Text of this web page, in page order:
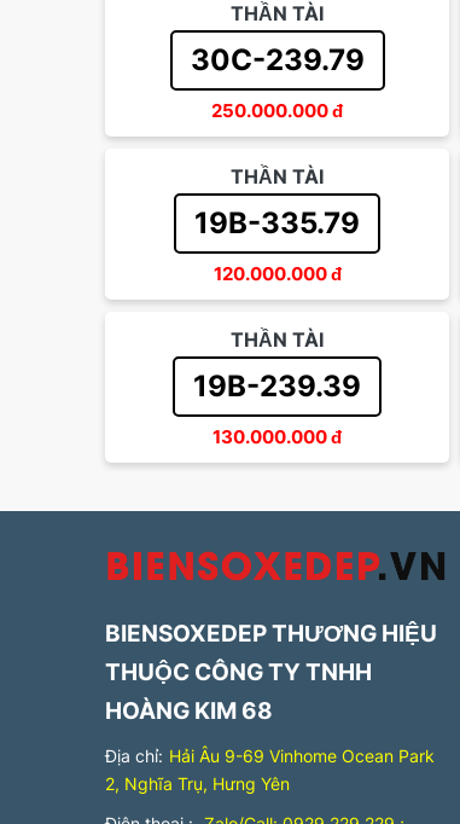
THẦN TÀI
30C-239.79
250.000.000đ
THẦN TÀI
19B-335.79
120.000.000đ
THẦN TÀI
19B-239.39
130.000.000đ
BIENSOXEDEP THƯƠNG HIỆU
THUỘC CÔNG TY TNHH
HOÀNG KIM 68
Địa chỉ: Hải Âu 9-69 Vinhome Ocean Park
2, Nghĩa Trụ, Hưng Yên